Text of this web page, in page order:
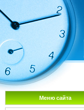
Меню сайта